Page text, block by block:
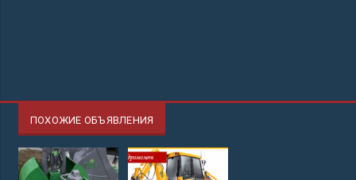
ПОХОЖИЕ ОБЪЯВЛЕНИЯ